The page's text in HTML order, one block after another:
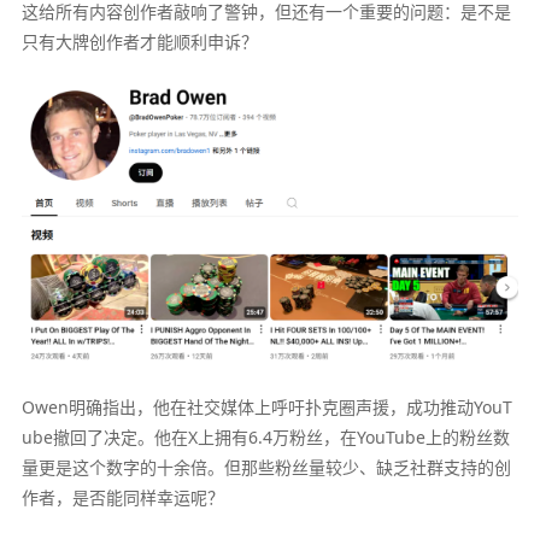
这给所有内容创作者敲响了警钟，但还有一个重要的问题：是不是
只有大牌创作者才能顺利申诉？
Owen明确指出，他在社交媒体上呼吁扑克圈声援，成功推动YouT
ube撤回了决定。他在X上拥有6.4万粉丝，在YouTube上的粉丝数
量更是这个数字的十余倍。但那些粉丝量较少、缺乏社群支持的创
作者，是否能同样幸运呢？